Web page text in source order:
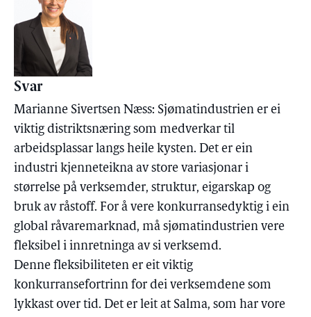
Svar
Marianne Sivertsen Næss: Sjømatindustrien er ei
viktig distriktsnæring som medverkar til
arbeidsplassar langs heile kysten. Det er ein
industri kjenneteikna av store variasjonar i
størrelse på verksemder, struktur, eigarskap og
bruk av råstoff. For å vere konkurransedyktig i ein
global råvaremarknad, må sjømatindustrien vere
fleksibel i innretninga av si verksemd.
Denne fleksibiliteten er eit viktig
konkurransefortrinn for dei verksemdene som
lykkast over tid. Det er leit at Salma, som har vore